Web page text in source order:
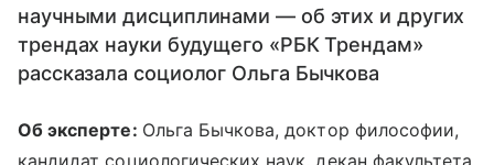
научными дисциплинами — об этих и других
трендах науки будущего «РБК Трендам»
рассказала социолог Ольга Бычкова
Об эксперте: Ольга Бычкова, доктор философии,
кандидат социологических наук, декан факультета